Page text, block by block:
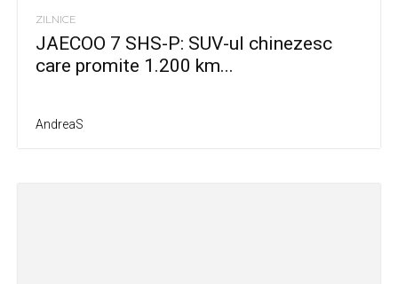
ZILNICE
JAECOO 7 SHS-P: SUV-ul chinezesc
care promite 1.200 km...
AndreaS